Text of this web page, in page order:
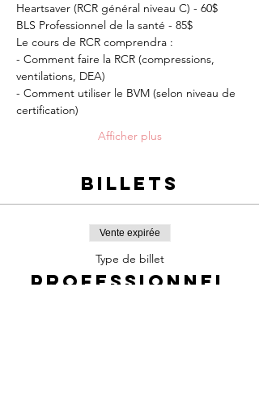
Heartsaver (RCR général niveau C) - 60$
BLS Professionnel de la santé - 85$
Le cours de RCR comprendra :
- Comment faire la RCR (compressions,
ventilations, DEA)
- Comment utiliser le BVM (selon niveau de
certification)
Afficher plus
Billets
Vente expirée
Type de billet
Professionnel